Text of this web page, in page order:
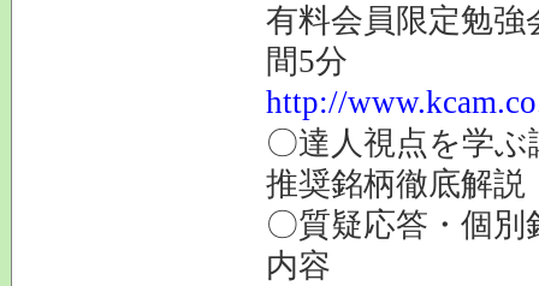
有料会員限定勉
間5分
http://
〇達人視点を学
推奨銘柄徹底解
〇質疑応答・個
内容